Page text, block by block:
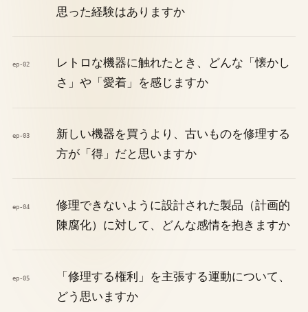
思った経験はありますか
ep-02
レトロな機器に触れたとき、どんな「懐かし
さ」や「愛着」を感じますか
ep-03
新しい機器を買うより、古いものを修理する
方が「得」だと思いますか
ep-04
修理できないように設計された製品（計画的
陳腐化）に対して、どんな感情を抱きますか
ep-05
「修理する権利」を主張する運動について、
どう思いますか